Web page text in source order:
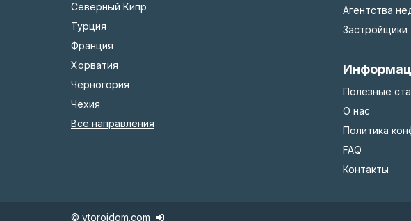
Северный Кипр
Турция
Франция
Хорватия
Черногория
Чехия
Все направления
Агентства
Застройщики
Полезные
О нас
Политика
FAQ
Контакты
© vtoroidom.com